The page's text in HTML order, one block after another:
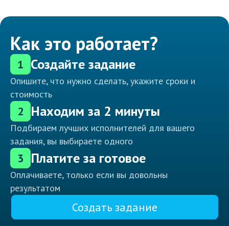
Как это работает?
1 Создайте задание
Опишите, что нужно сделать, укажите сроки и
стоимость
2 Находим за 2 минуты
Подбираем лучших исполнителей для вашего
задания, вы выбираете одного
3 Платите за готовое
Оплачиваете, только если вы довольны
результатом
Создать задание